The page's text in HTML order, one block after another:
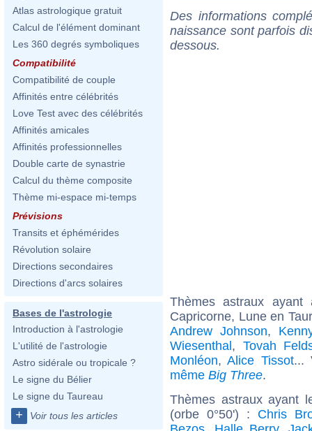
Atlas astrologique gratuit
Calcul de l'élément dominant
Les 360 degrés symboliques
Compatibilité
Compatibilité de couple
Affinités entre célébrités
Love Test avec des célébrités
Affinités amicales
Affinités professionnelles
Double carte de synastrie
Calcul du thème composite
Thème mi-espace mi-temps
Prévisions
Transits et éphémérides
Révolution solaire
Directions secondaires
Directions d'arcs solaires
Bases de l'astrologie
Introduction à l'astrologie
L'utilité de l'astrologie
Astro sidérale ou tropicale ?
Le signe du Bélier
Le signe du Taureau
+ Voir tous les articles
Des informations
naissance sont parfois
dessous.
Thèmes astraux
Capricorne, Lune en
Andrew Johnson,
Wiesenthal, Tovah
Monléon,Alice Tissot...
même Big Three.
Thèmes astraux ayant
(orbe 0°50') : Chris